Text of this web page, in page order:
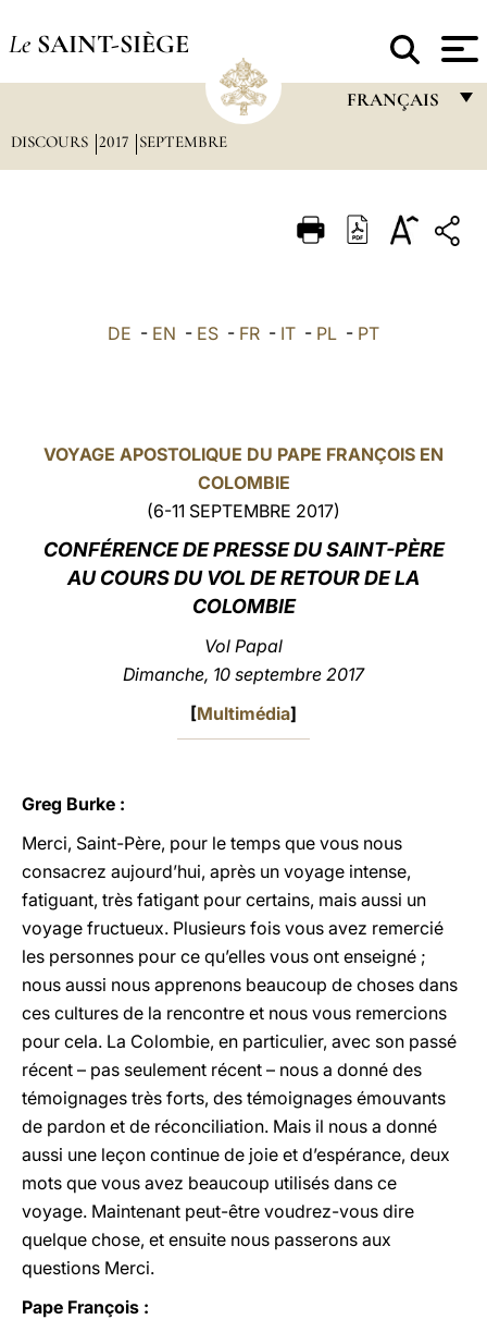
Le SAINT-SIÈGE
FRANÇAIS
ITALIANO
DISCOURS 2017 SEPTEMBRE
DE - EN - ES - FR - IT - PL - PT
VOYAGE APOSTOLIQUE DU PAPE FRANÇOIS EN
COLOMBIE
(6-11 SEPTEMBRE 2017)
CONFÉRENCE DE PRESSE DU SAINT-PÈRE
AU COURS DU VOL DE RETOUR DE LA
COLOMBIE
Vol Papal
Dimanche, 10 septembre 2017
[Multimédia]
Greg Burke :
Merci, Saint-Père, pour le temps que vous nous
consacrez aujourd’hui, après un voyage intense,
fatiguant, très fatigant pour certains, mais aussi un
voyage fructueux. Plusieurs fois vous avez remercié
les personnes pour ce qu’elles vous ont enseigné ;
nous aussi nous apprenons beaucoup de choses dans
ces cultures de la rencontre et nous vous remercions
pour cela. La Colombie, en particulier, avec son passé
récent – pas seulement récent – nous a donné des
témoignages très forts, des témoignages émouvants
de pardon et de réconciliation. Mais il nous a donné
aussi une leçon continue de joie et d’espérance, deux
mots que vous avez beaucoup utilisés dans ce
voyage. Maintenant peut-être voudrez-vous dire
quelque chose, et ensuite nous passerons aux
questions Merci.
Pape François :